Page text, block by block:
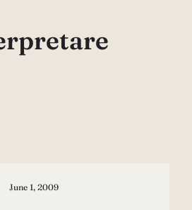
June 1, 2009